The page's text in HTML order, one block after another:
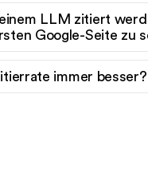
LLM zitiert
Google-Seite zu
immer besser?